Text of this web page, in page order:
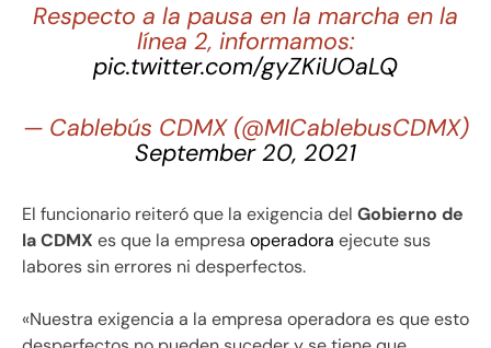
Respecto a la pausa en la marcha en la
línea 2, informamos:
pic.twitter.com/gyZKiUOaLQ
— Cablebús CDMX (@MICablebusCDMX)
September 20, 2021
El funcionario reiteró que la exigencia del Gobierno de
la CDMX es que la empresa operadora ejecute sus
labores sin errores ni desperfectos.
«Nuestra exigencia a la empresa operadora es que esto